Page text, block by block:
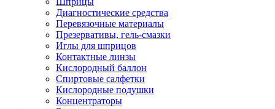
Диагностические средства
Перевязочные материалы
Презервативы, гель-смазки
Иглы для шприцов
Контактные линзы
Кислородный баллон
Спиртовые салфетки
Кислородные подушки
Концентраторы